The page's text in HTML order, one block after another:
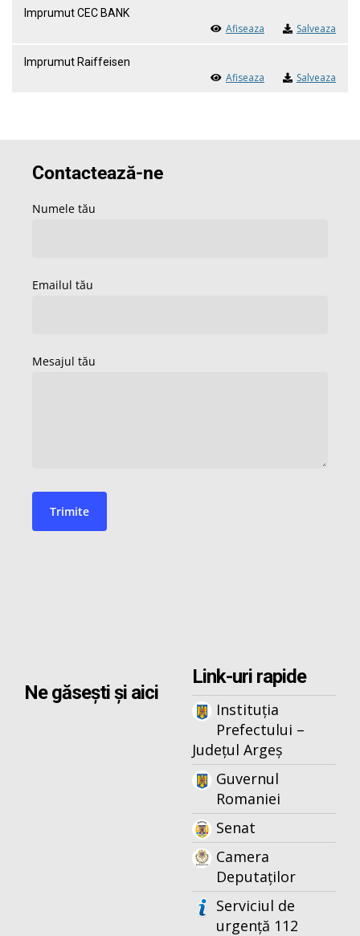
Imprumut CEC BANK
Afiseaza Salveaza
Imprumut Raiffeisen
Afiseaza Salveaza
Ne găsești și aici
Link-uri rapide
Instituția
Prefectului –
Județul Argeș
Guvernul
Romaniei
Senat
Camera
Deputaților
Serviciul de
urgență 112